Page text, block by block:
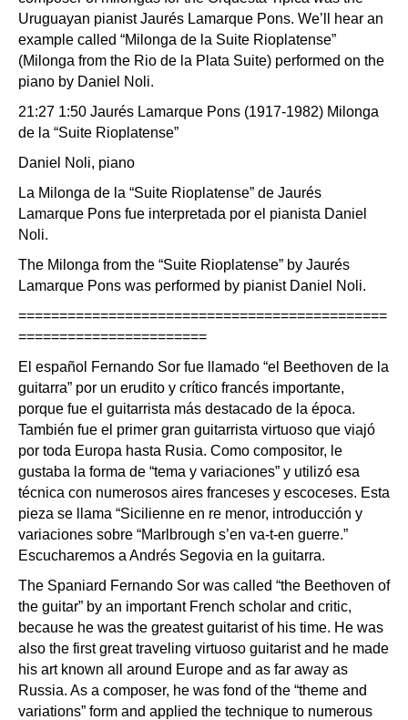
Uruguayan pianist Jaurés Lamarque Pons. We’ll hear an
example called “Milonga de la Suite Rioplatense”
(Milonga from the Rio de la Plata Suite) performed on the
piano by Daniel Noli.
21:27 1:50 Jaurés Lamarque Pons (1917-1982) Milonga
de la “Suite Rioplatense”
Daniel Noli, piano
La Milonga de la “Suite Rioplatense” de Jaurés
Lamarque Pons fue interpretada por el pianista Daniel
Noli.
The Milonga from the “Suite Rioplatense” by Jaurés
Lamarque Pons was performed by pianist Daniel Noli.
=============================================
=======================
El español Fernando Sor fue llamado “el Beethoven de la
guitarra” por un erudito y crítico francés importante,
porque fue el guitarrista más destacado de la época.
También fue el primer gran guitarrista virtuoso que viajó
por toda Europa hasta Rusia. Como compositor, le
gustaba la forma de “tema y variaciones” y utilizó esa
técnica con numerosos aires franceses y escoceses. Esta
pieza se llama “Sicilienne en re menor, introducción y
variaciones sobre “Marlbrough s’en va-t-en guerre.”
Escucharemos a Andrés Segovia en la guitarra.
The Spaniard Fernando Sor was called “the Beethoven of
the guitar” by an important French scholar and critic,
because he was the greatest guitarist of his time. He was
also the first great traveling virtuoso guitarist and he made
his art known all around Europe and as far away as
Russia. As a composer, he was fond of the “theme and
variations” form and applied the technique to numerous